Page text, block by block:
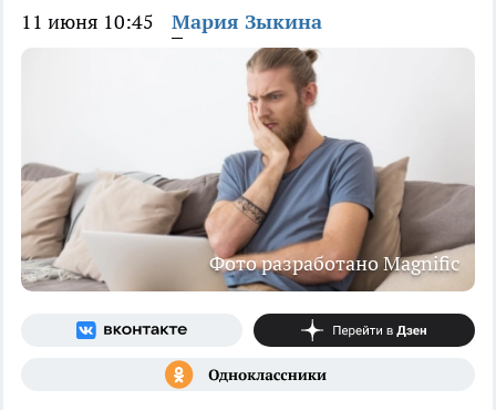
11 июня 10:45 Мария Зыкина
Фото разработано Magnific